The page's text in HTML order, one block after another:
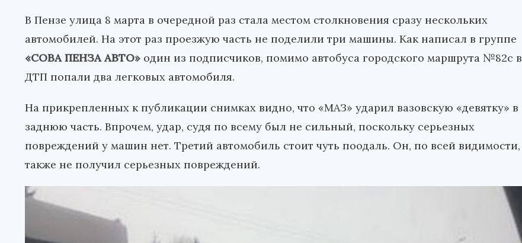
В Пензе улица 8 марта в очередной раз стала местом столкновения сразу нескольких
автомобилей. На этот раз проезжую часть не поделили три машины. Как написал в группе
«СОВА ПЕНЗА АВТО» один из подписчиков, помимо автобуса городского маршрута №82с в
ДТП попали два легковых автомобиля.
На прикрепленных к публикации снимках видно, что «МАЗ» ударил вазовскую «девятку» в
заднюю часть. Впрочем, удар, судя по всему был не сильный, поскольку серьезных
повреждений у машин нет. Третий автомобиль стоит чуть поодаль. Он, по всей видимости,
также не получил серьезных повреждений.